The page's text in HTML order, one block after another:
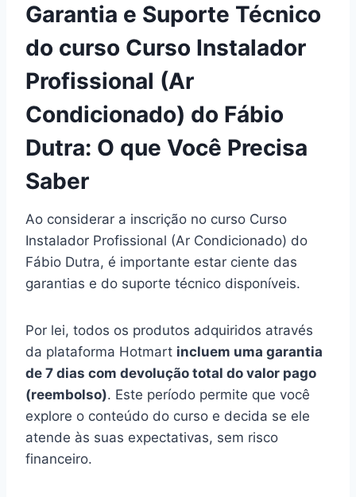
Garantia e Suporte Técnico
do curso Curso Instalador
Profissional (Ar
Condicionado) do Fábio
Dutra: O que Você Precisa
Saber
Ao considerar a inscrição no curso Curso
Instalador Profissional (Ar Condicionado) do
Fábio Dutra, é importante estar ciente das
garantias e do suporte técnico disponíveis.
Por lei, todos os produtos adquiridos através
da plataforma Hotmart incluem uma garantia
de 7 dias com devolução total do valor pago
(reembolso). Este período permite que você
explore o conteúdo do curso e decida se ele
atende às suas expectativas, sem risco
financeiro.